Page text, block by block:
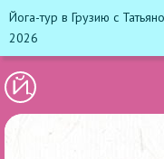
Йога-тур в Грузию с
2026